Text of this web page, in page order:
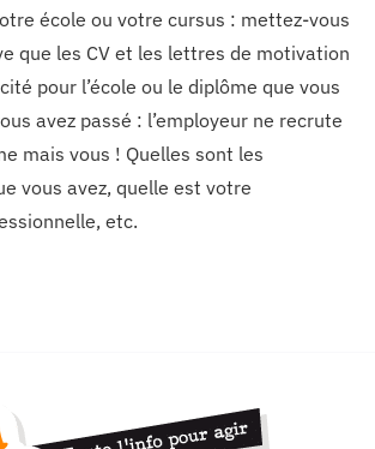
école ou votre cursus : mettez-vous
que les CV et les lettres de motivation
pour l’école ou le diplôme que vous
avez passé : l’employeur ne recrute
mais vous ! Quelles sont les
vous avez, quelle est votre
etc.